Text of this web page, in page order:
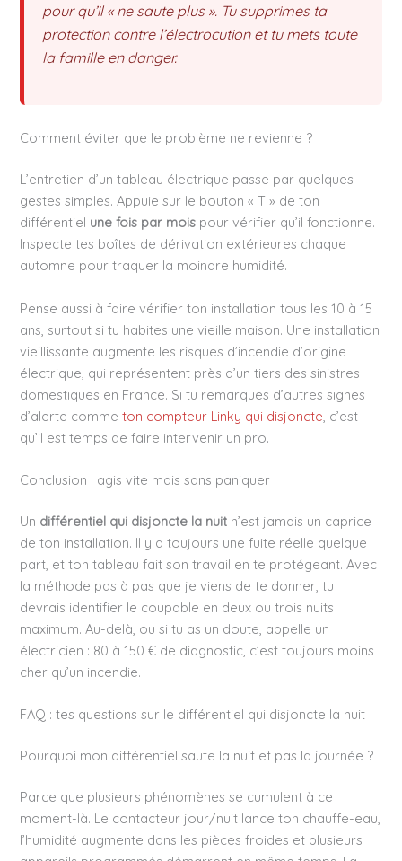
pour qu’il « ne saute plus ». Tu supprimes ta
protection contre l’électrocution et tu mets toute
la famille en danger.
Comment éviter que le problème ne revienne ?
L’entretien d’un tableau électrique passe par quelques
gestes simples. Appuie sur le bouton « T » de ton
différentiel une fois par mois pour vérifier qu’il fonctionne.
Inspecte tes boîtes de dérivation extérieures chaque
automne pour traquer la moindre humidité.
Pense aussi à faire vérifier ton installation tous les 10 à 15
ans, surtout si tu habites une vieille maison. Une installation
vieillissante augmente les risques d’incendie d’origine
électrique, qui représentent près d’un tiers des sinistres
domestiques en France. Si tu remarques d’autres signes
d’alerte commeton compteur Linky qui disjoncte , c’est
qu’il est temps de faire intervenir un pro.
Conclusion : agis vite mais sans paniquer
Un différentiel qui disjoncte la nuit n’est jamais un caprice
de ton installation. Il y a toujours une fuite réelle quelque
part, et ton tableau fait son travail en te protégeant. Avec
la méthode pas à pas que je viens de te donner, tu
devrais identifier le coupable en deux ou trois nuits
maximum. Au-delà, ou si tu as un doute, appelle un
électricien : 80 à 150 € de diagnostic, c’est toujours moins
cher qu’un incendie.
FAQ : tes questions sur le différentiel qui disjoncte la nuit
Pourquoi mon différentiel saute la nuit et pas la journée ?
Parce que plusieurs phénomènes se cumulent à ce
moment-là. Le contacteur jour/nuit lance ton chauffe-eau,
l’humidité augmente dans les pièces froides et plusieurs